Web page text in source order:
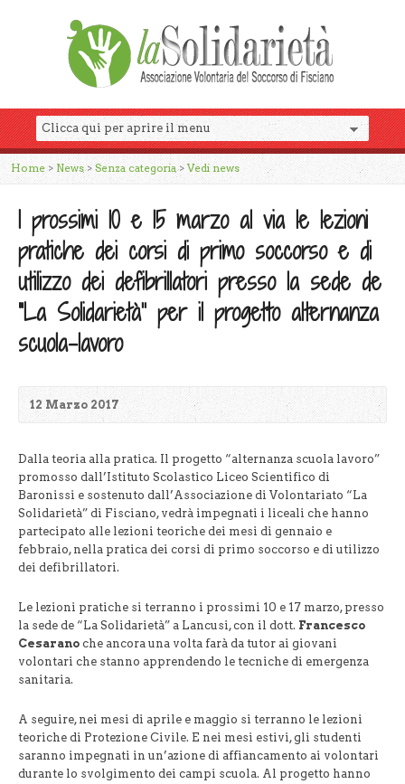
Home> News> Senza categoria>Vedi news
I prossimi 10 e 15 marzo al via le lezioni
pratiche dei corsi di primo soccorso e di
utilizzo dei defibrillatori presso la sede de
“La Solidarietà” per il progetto alternanza
scuola-lavoro
12 Marzo 2017
Dalla teoria alla pratica. Il progetto “alternanza scuola lavoro”
promosso dall’Istituto Scolastico Liceo Scientifico di
Baronissi e sostenuto dall’Associazione di Volontariato “La
Solidarietà” di Fisciano, vedrà impegnati i liceali che hanno
partecipato alle lezioni teoriche dei mesi di gennaio e
febbraio, nella pratica dei corsi di primo soccorso e di utilizzo
dei defibrillatori.
Le lezioni pratiche si terranno i prossimi 10 e 17 marzo, presso
la sede de “La Solidarietà” a Lancusi, con il dott. Francesco
Cesarano che ancora una volta farà da tutor ai giovani
volontari che stanno apprendendo le tecniche di emergenza
sanitaria.
A seguire, nei mesi di aprile e maggio si terranno le lezioni
teoriche di Protezione Civile. E nei mesi estivi, gli studenti
saranno impegnati in un’azione di affiancamento ai volontari
durante lo svolgimento dei campi scuola. Al progetto hanno